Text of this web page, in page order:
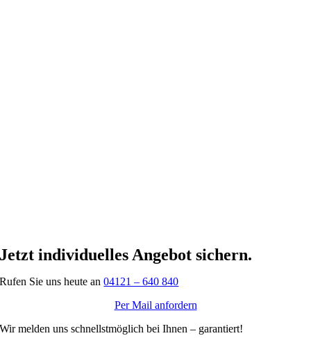
Jetzt individuelles Angebot sichern.
Rufen Sie uns heute an04121 – 640 840
Per Mail anfordern
Wir melden uns schnellstmöglich bei Ihnen – garantiert!